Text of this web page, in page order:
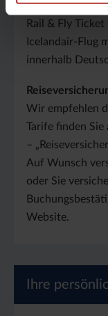
Rail & Fly
Rail & Fly
Icelandair-Flug
innerhalb
Wir empfehlen
Tarife finden Sie
–
Auf Wunsch
oder Sie
Website.
Ihre